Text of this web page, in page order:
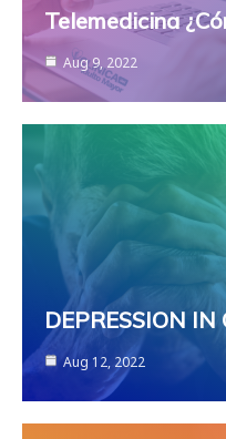
Telemedicina
Aug 9, 2022
DEPRESSION
Aug 12, 2022